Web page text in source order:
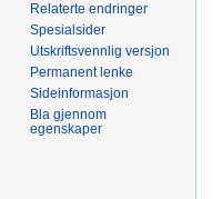
Relaterte endringer
Spesialsider
Utskriftsvennlig versjon
Permanent lenke
Sideinformasjon
Bla gjennom
egenskaper